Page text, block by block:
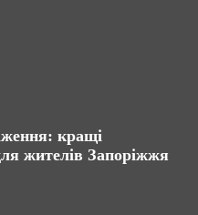
кращі
жителів Запоріжжя